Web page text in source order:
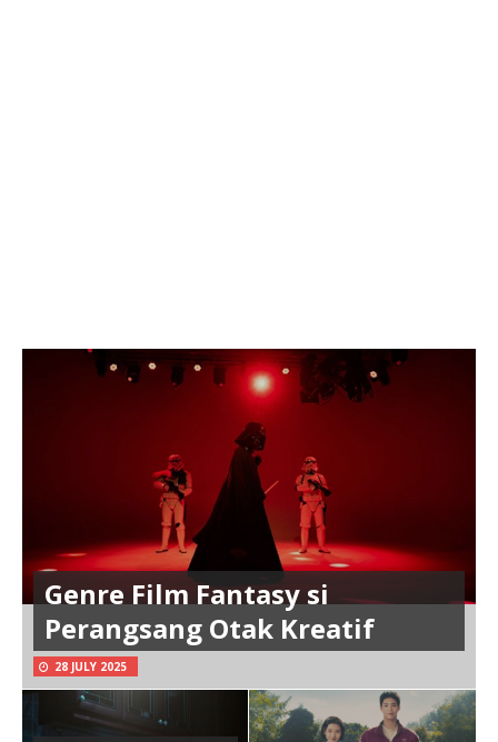
Genre Film Fantasy si
Perangsang Otak Kreatif
28 JULY 2025